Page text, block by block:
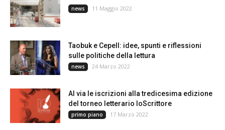
news 11 Maggio 2022
Taobuk e Cepell: idee, spunti e riflessioni
sulle politiche della lettura
news 24 Marzo 2022
Al via le iscrizioni alla tredicesima edizione
del torneo letterario IoScrittore
primo piano 17 Marzo 2022